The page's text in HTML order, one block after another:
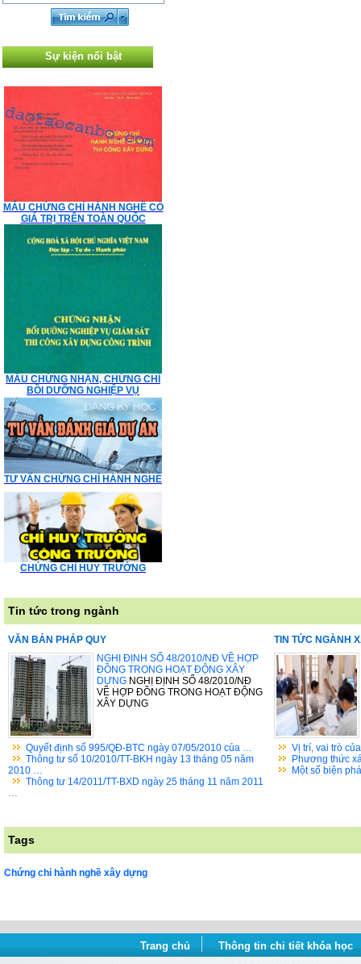
Sự kiện nổi bật
MẪU CHỨNG CHỈ HÀNH NGHỀ CÓ
GIÁ TRỊ TRÊN TOÀN QUỐC
MẪU CHỨNG NHẬN, CHỨNG CHỈ
BỒI DƯỠNG NGHIỆP VỤ
TƯ VẤN CHỨNG CHỈ HÀNH NGHỀ
CHỨNG CHỈ HUY TRƯỞNG
Tin tức trong ngành
VĂN BẢN PHÁP QUY
NGHỊ ĐỊNH SỐ 48/2010/NĐ VỀ HỢP
ĐỒNG TRONG HOẠT ĐỘNG XÂY
DỰNG NGHỊ ĐỊNH SỐ 48/2010/NĐ
VỀ HỢP ĐỒNG TRONG HOẠT ĐỘNG
XÂY DỰNG
Quyết định số 995/QĐ-BTC ngày 07/05/2010 của …
Thông tư số 10/2010/TT-BKH ngày 13 tháng 05 năm
2010 …
Thông tư 14/2011/TT-BXD ngày 25 tháng 11 năm 2011
…
TIN TỨC NGÀNH
Vị trí, vai trò
Phương thức
Một số biện
Tags
Chứng chỉ hành nghề xây dựng
Trang chủ Thông tin chi tiết khóa học